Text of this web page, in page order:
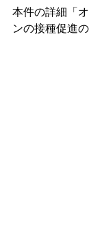
本件の詳細「
ンの接種促進